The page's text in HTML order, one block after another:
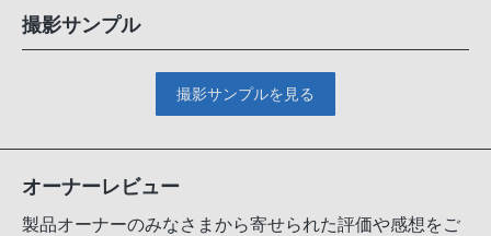
撮影サンプル
撮影サンプルを見る
オーナーレビュー
製品オーナーのみなさまから寄せられた評価や感想をご